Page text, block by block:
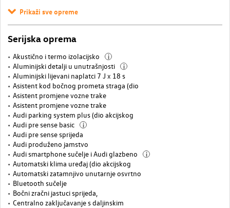
Prikaži sve opreme
Serijska oprema
Akustično i termo izolacijsko i
Aluminijski detalji u unutrašnjosti i
Aluminijski lijevani naplatci 7 J x 18 s
Asistent kod bočnog prometa straga (dio
Asistent promjene vozne trake
Asistent promjene vozne trake
Audi parking system plus (dio akcijskog
Audi pre sense basic
i
Audi pre sense sprijeda
Audi produženo jamstvo
Audi smartphone sučelje i Audi glazbeno
i
Automatski klima uređaj (dio akcijskog
Automatski zatamnjivo unutarnje osvrtno
Bluetooth sučelje
Bočni zračni jastuci sprijeda,
Centralno zaključavanje s daljinskim